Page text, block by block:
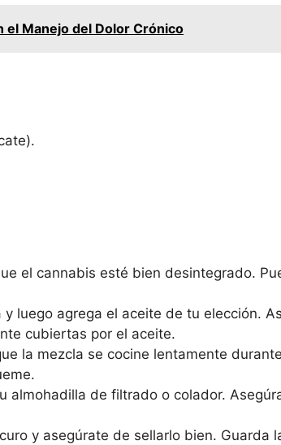
el Manejo del Dolor Crónico
el cannabis esté bien desintegrado.
luego agrega el aceite de tu elección.
cubiertas por el aceite.
la mezcla se cocine lentamente
almohadilla de filtrado o colador.
y asegúrate de sellarlo bien. Guarda